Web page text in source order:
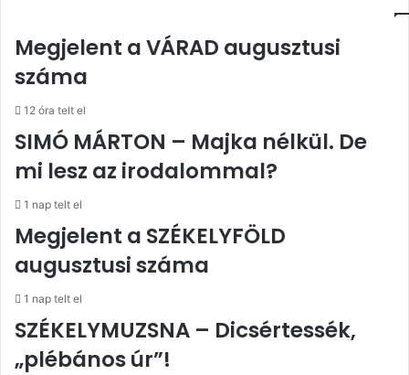
Megjelent a VÁRAD augusztusi
száma
12 óra telt el
SIMÓ MÁRTON – Majka nélkül. De
mi lesz az irodalommal?
1 nap telt el
Megjelent a SZÉKELYFÖLD
augusztusi száma
1 nap telt el
SZÉKELYMUZSNA – Dicsértessék,
„plébános úr”!